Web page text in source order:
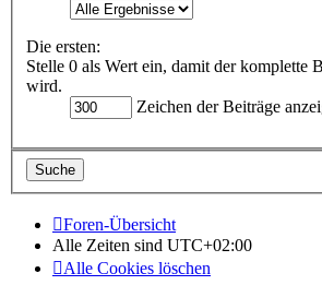
Die ersten:
Stelle 0 als Wert ein, damit der komplette
wird.
Zeichen der Beiträge
Foren-Übersicht
Alle Zeiten sind UTC+02:00
Alle Cookies löschen